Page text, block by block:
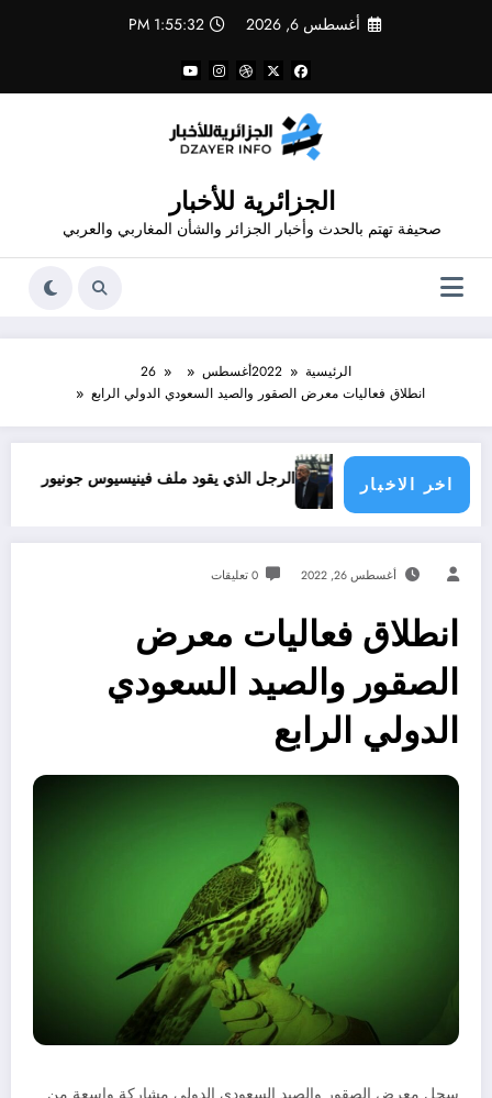
أغسطس 6, 2026 1:55:32 PM
الجزائرية للأخبار
صحيفة تهتم بالحدث وأخبار الجزائر والشأن المغاربي والعربي
الرئيسية 2022أغسطس
26
انطلاق فعاليات معرض الصقور والصيد السعودي الدولي الرابع
اخر الاخبار
الدول الأطراف الرجل الذي يقود ملف فينيسيوس جونيور
أغسطس 26, 2022 0 تعليقات
انطلاق فعاليات معرض
الصقور والصيد السعودي
الدولي الرابع
سجل معرض الصقور والصيد السعودي الدولي مشاركة واسعة من